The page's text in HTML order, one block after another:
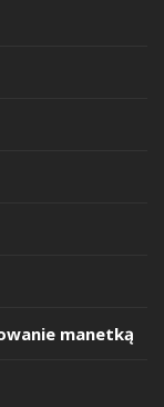
manetką